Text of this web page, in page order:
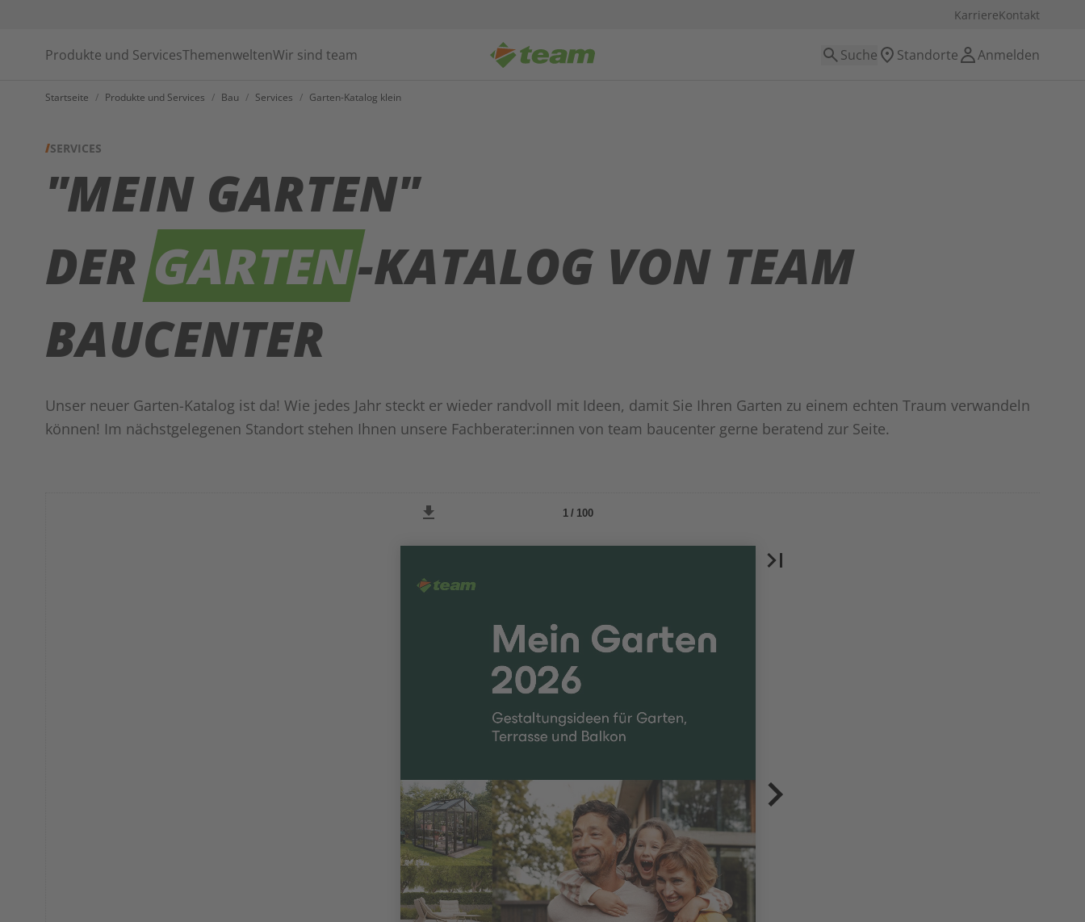
KarriereKontakt
Produkte und ServicesThemenweltenWir sind team Suche Standorte Anmelden
Startseite / Produkte und Services / Bau / Services / Garten-Katalog klein
SERVICES
"MEIN GARTEN"
DERGARTEN-KATALOG VON TEAM
BAUCENTER
Unser neuer Garten-Katalog ist da! Wie jedes Jahr steckt er wieder randvoll mit Ideen, damit Sie Ihren Garten zu einem echten Traum verwandeln
können! Im nächstgelegenen Standort stehen Ihnen unsere Fachberater:innen von team baucenter gerne beratend zur Seite.